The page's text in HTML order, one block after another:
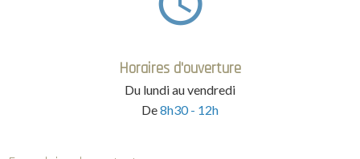
Horaires d'ouverture
Du lundi au vendredi
De8h30 - 12h